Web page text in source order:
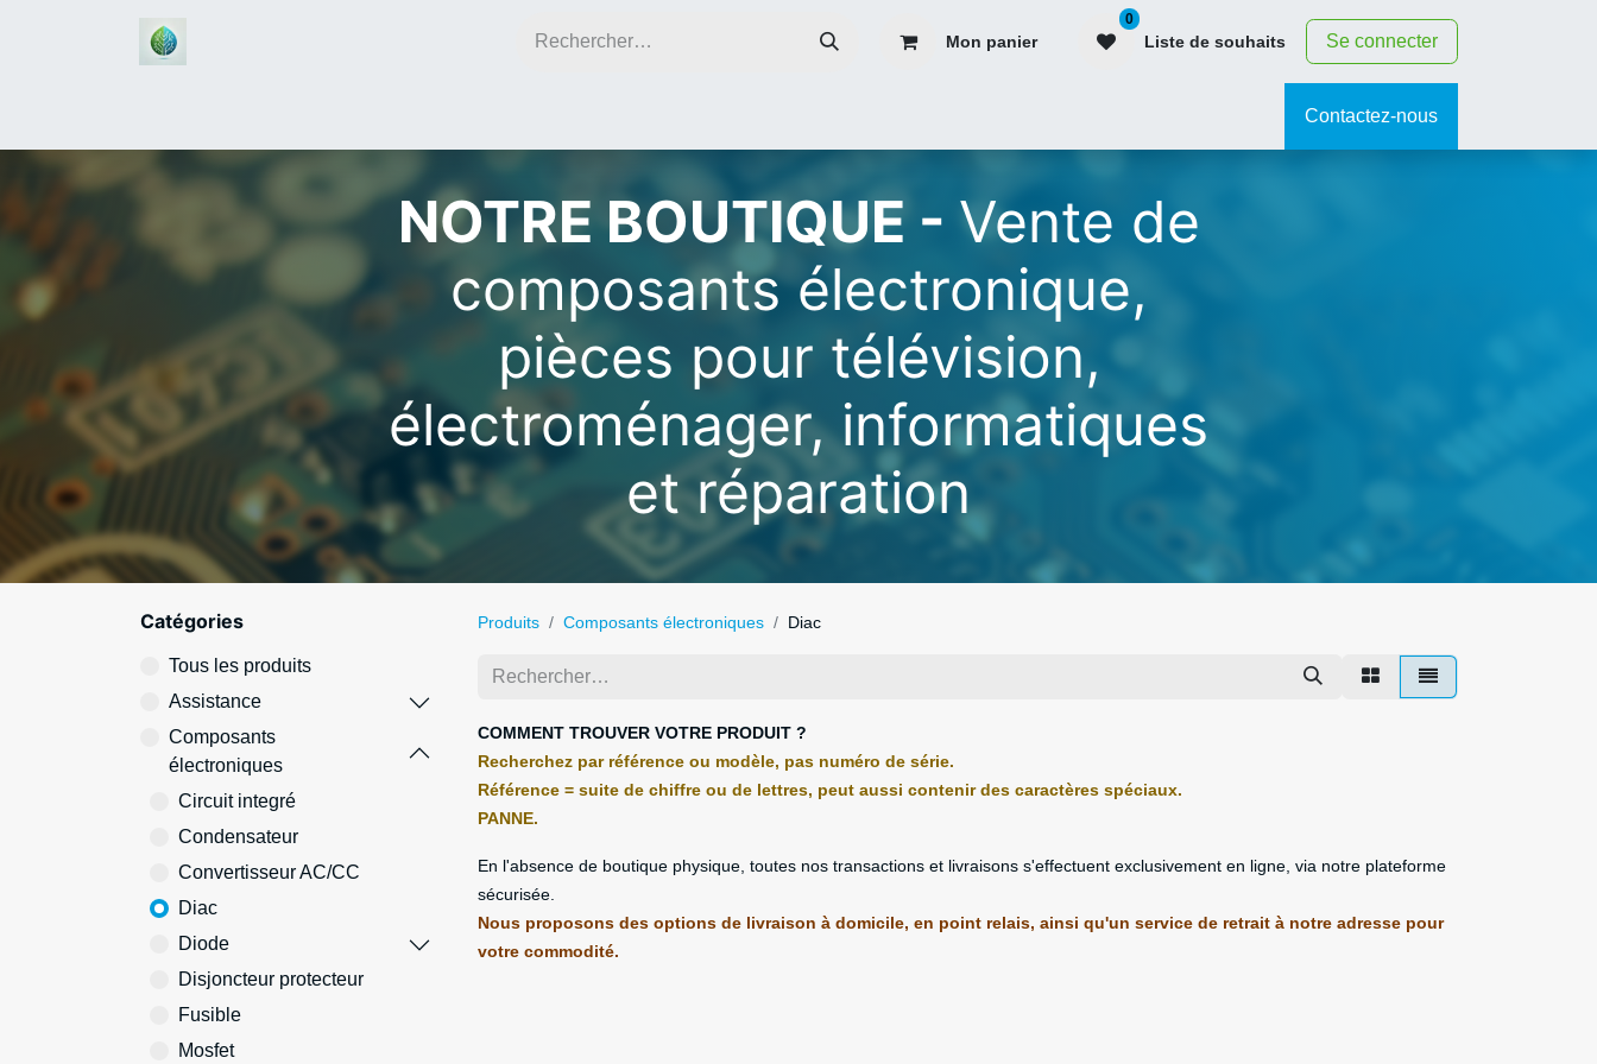
Mon panier
0
Liste de souhaits Se connecter
Contactez-nous
NOTRE BOUTIQUE - Vente de
composants électronique,
pièces pour télévision,
électroménager, informatiques
et réparation
Catégories
Tous les produits
Assistance
Composants
électroniques
Circuit integré
Condensateur
Convertisseur AC/CC
Diac
Diode
Disjoncteur protecteur
Fusible
Mosfet
Produits Composants électroniques Diac
COMMENT TROUVER VOTRE PRODUIT ?
Recherchez par référence ou modèle, pas numéro de série.
Référence = suite de chiffre ou de lettres, peut aussi contenir des caractères spéciaux.
PANNE.
En l'absence de boutique physique, toutes nos transactions et livraisons s'effectuent exclusivement en ligne, via notre plateforme
sécurisée.
Nous proposons des options de livraison à domicile, en point relais, ainsi qu'un service de retrait à notre adresse pour
votre commodité.